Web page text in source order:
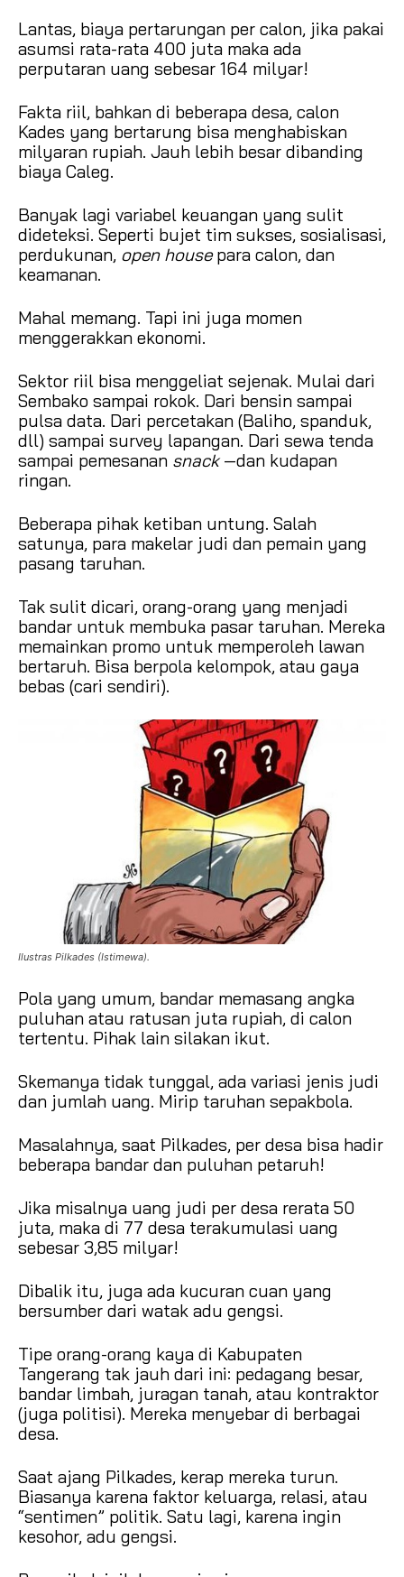
Lantas, biaya pertarungan per calon, jika pakai
asumsi rata-rata 400 juta maka ada
perputaran uang sebesar 164 milyar!
Fakta riil, bahkan di beberapa desa, calon
Kades yang bertarung bisa menghabiskan
milyaran rupiah. Jauh lebih besar dibanding
biaya Caleg.
Banyak lagi variabel keuangan yang sulit
dideteksi. Seperti bujet tim sukses, sosialisasi,
perdukunan, open housepara calon, dan
keamanan.
Mahal memang. Tapi ini juga momen
menggerakkan ekonomi.
Sektor riil bisa menggeliat sejenak. Mulai dari
Sembako sampai rokok. Dari bensin sampai
pulsa data. Dari percetakan (Baliho, spanduk,
dll) sampai survey lapangan. Dari sewa tenda
sampai pemesanan snack—dan kudapan
ringan.
Beberapa pihak ketiban untung. Salah
satunya, para makelar judi dan pemain yang
pasang taruhan.
Tak sulit dicari, orang-orang yang menjadi
bandar untuk membuka pasar taruhan. Mereka
memainkan promo untuk memperoleh lawan
bertaruh. Bisa berpola kelompok, atau gaya
bebas (cari sendiri).
Ilustras Pilkades (Istimewa).
Pola yang umum, bandar memasang angka
puluhan atau ratusan juta rupiah, di calon
tertentu. Pihak lain silakan ikut.
Skemanya tidak tunggal, ada variasi jenis judi
dan jumlah uang. Mirip taruhan sepakbola.
Masalahnya, saat Pilkades, per desa bisa hadir
beberapa bandar dan puluhan petaruh!
Jika misalnya uang judi per desa rerata 50
juta, maka di 77 desa terakumulasi uang
sebesar 3,85 milyar!
Dibalik itu, juga ada kucuran cuan yang
bersumber dari watak adu gengsi.
Tipe orang-orang kaya di Kabupaten
Tangerang tak jauh dari ini: pedagang besar,
bandar limbah, juragan tanah, atau kontraktor
(juga politisi). Mereka menyebar di berbagai
desa.
Saat ajang Pilkades, kerap mereka turun.
Biasanya karena faktor keluarga, relasi, atau
“sentimen” politik. Satu lagi, karena ingin
kesohor, adu gengsi.